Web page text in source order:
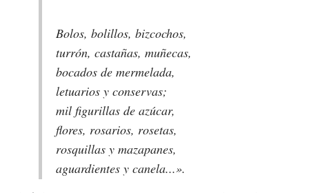
Bolos, bolillos, bizcochos,
turrón, castañas, muñecas,
bocados de mermelada,
letuarios y conservas;
mil figurillas de azúcar,
flores, rosarios, rosetas,
rosquillas y mazapanes,
aguardientes y canela...».